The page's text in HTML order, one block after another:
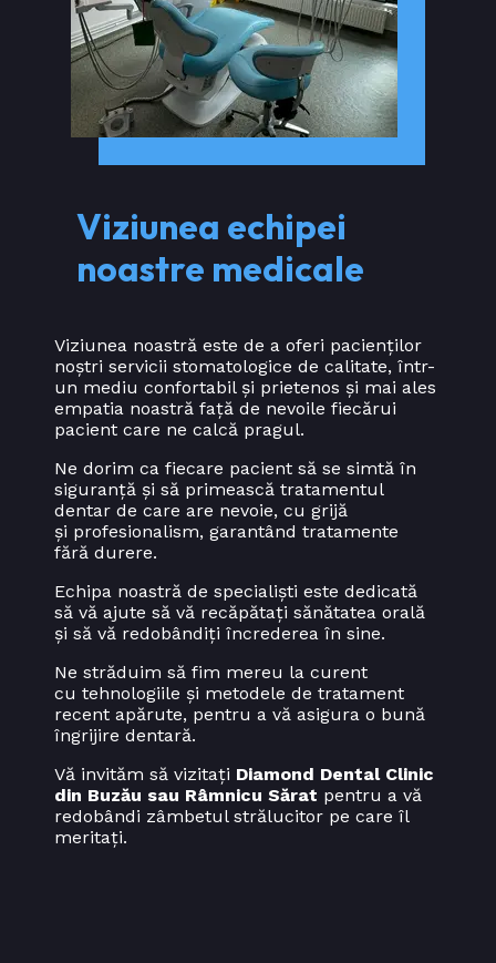
Viziunea echipei
noastre medicale
Viziunea noastră este de a oferi pacienților
noștri servicii stomatologice de calitate, într-
un mediu confortabil și prietenos și mai ales
empatia noastră față de nevoile fiecărui
pacient care ne calcă pragul.
Ne dorim ca fiecare pacient să se simtă în
siguranță și să primească tratamentul
dentar de care are nevoie, cu grijă
și profesionalism, garantând tratamente
fără durere.
Echipa noastră de specialiști este dedicată
să vă ajute să vă recăpătați sănătatea orală
și să vă redobândiți încrederea în sine.
Ne străduim să fim mereu la curent
cu tehnologiile și metodele de tratament
recent apărute, pentru a vă asigura o bună
îngrijire dentară.
Vă invităm să vizitați Diamond Dental Clinic
din Buzău sau Râmnicu Sărat pentru a vă
redobândi zâmbetul strălucitor pe care îl
meritați.